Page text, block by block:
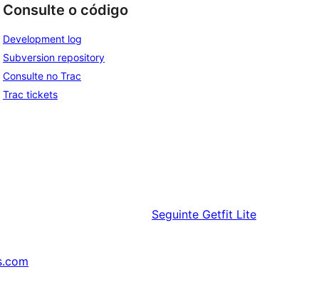
Consulte o código
Development log
Subversion repository
Consulte no Trac
Trac tickets
Seguinte Getfit Lite